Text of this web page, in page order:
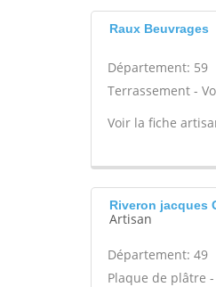
Raux Beuvrages
Département: 59
Terrassement -
Voir la fiche
Riveron jacques
Artisan
Département: 49
Plaque de plâtre